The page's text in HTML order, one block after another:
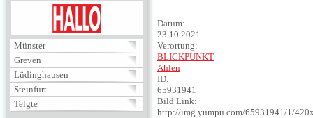
Münster
Greven
Lüdinghausen
Steinfurt
Telgte
Datum:
23.10.2021
Verortung:
BLICKPUNKT
Ahlen
ID:
65931941
Bild Link:
http://img.yumpu.com/65931941/1/